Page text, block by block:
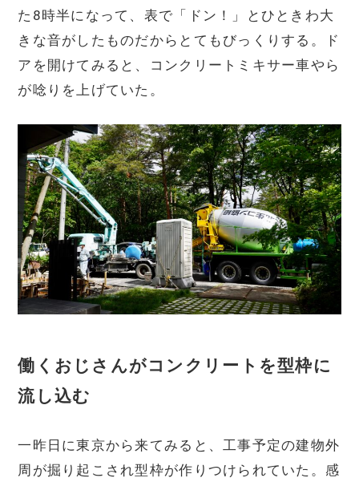
た8時半になって、表で「ドン！」とひときわ大
きな音がしたものだからとてもびっくりする。ド
アを開けてみると、コンクリートミキサー車やら
が唸りを上げていた。
働くおじさんがコンクリートを型枠に
流し込む
一昨日に東京から来てみると、工事予定の建物外
周が掘り起こされ型枠が作りつけられていた。感